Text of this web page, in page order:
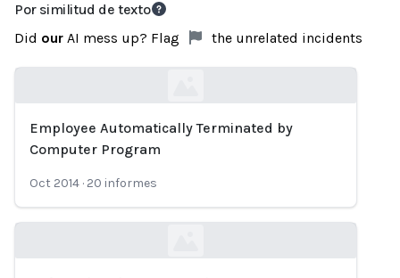
Por similitud de texto
Did our AI mess up? Flag the unrelated incidents
Loading...
Employee Automatically Terminated by
Computer Program
Oct 2014 · 20 informes